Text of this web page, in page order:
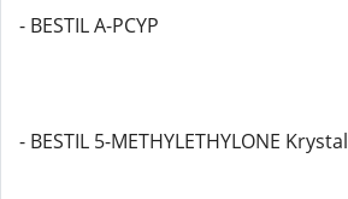
- BESTIL A-PCYP
- BESTIL 5-METHYLETHYLONE Krystal